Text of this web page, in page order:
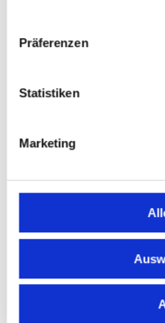
Präferenzen
Statistiken
Marketing
Geschäftsführer
Anrede
Vorname*